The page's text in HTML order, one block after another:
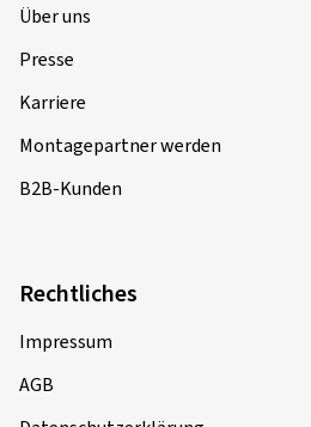
Über uns
Presse
Karriere
Montagepartner werden
B2B-Kunden
Rechtliches
Impressum
AGB